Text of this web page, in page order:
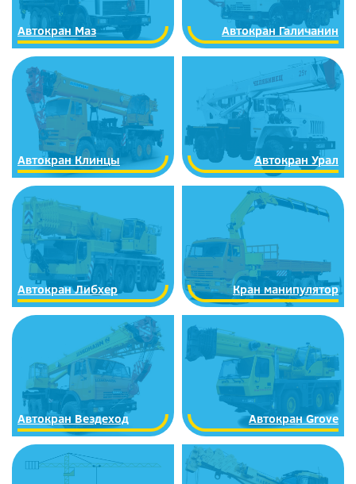
Автокран Маз Автокран Галичанин
Автокран Клинцы Автокран Урал
Автокран Либхер Кран манипулятор
Автокран Вездеход Автокран Grove